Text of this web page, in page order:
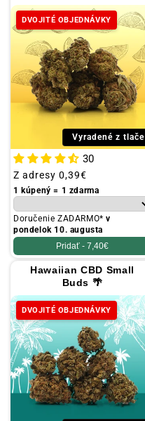
DVOJITÉ OBJEDNÁVKY
Vyradené z tlače
30
Obvyklá
cena
Z adresy 0,39€
1 kúpený = 1 zdarma
Doručenie ZADARMO*v
pondelok 10. augusta
Pridať - 7,40€
Hawaiian CBD Small
Buds 🌴
DVOJITÉ OBJEDNÁVKY